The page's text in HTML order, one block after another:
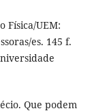
Física/UEM:
es. 145 f.
Que podem